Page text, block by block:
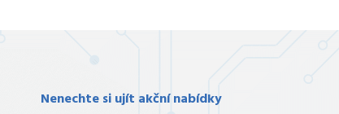
Nenechte si ujít akční nabídky